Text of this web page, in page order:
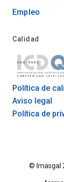
Empleo
Calidad
Política de
Aviso legal
Política de
© Imasgal